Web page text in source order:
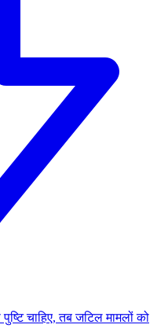
चाहिए, तब जटिल मामलों को